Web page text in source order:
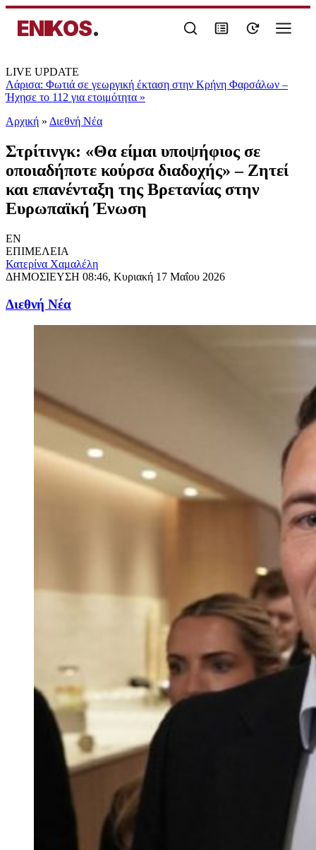
ENIKOS.
LIVE UPDATE
Λάρισα: Φωτιά σε γεωργική έκταση στην Κρήνη Φαρσάλων –
Ήχησε το 112 για ετοιμότητα »
Αρχική » Διεθνή Νέα
Στρίτινγκ: «Θα είμαι υποψήφιος σε
οποιαδήποτε κούρσα διαδοχής» – Ζητεί
και επανένταξη της Βρετανίας στην
Ευρωπαϊκή Ένωση
EN
ΕΠΙΜΕΛΕΙΑ
Κατερίνα Χαμαλέλη
ΔΗΜΟΣΙΕΥΣΗ 08:46, Κυριακή 17 Μαΐου 2026
Διεθνή Νέα